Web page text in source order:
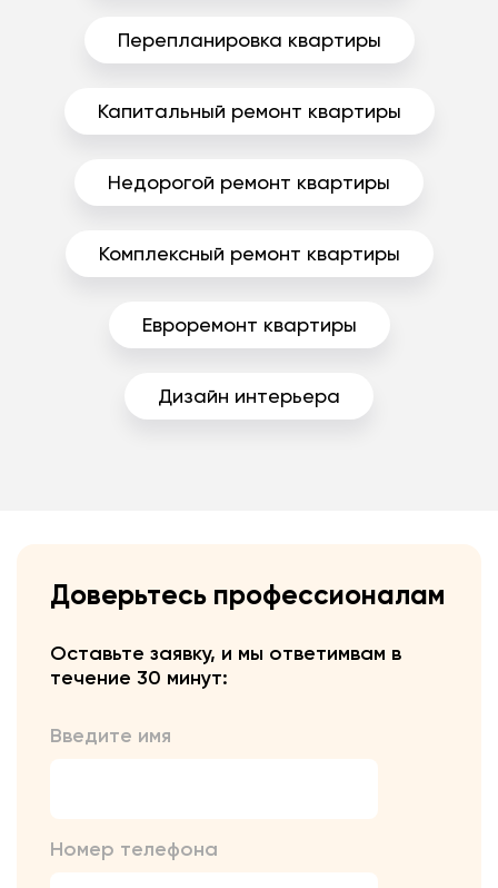
Перепланировка квартиры
Капитальный ремонт квартиры
Недорогой ремонт квартиры
Комплексный ремонт квартиры
Евроремонт квартиры
Дизайн интерьера
Доверьтесь профессионалам
Оставьте заявку, и мы ответимвам в
течение 30 минут:
Введите имя
Номер телефона